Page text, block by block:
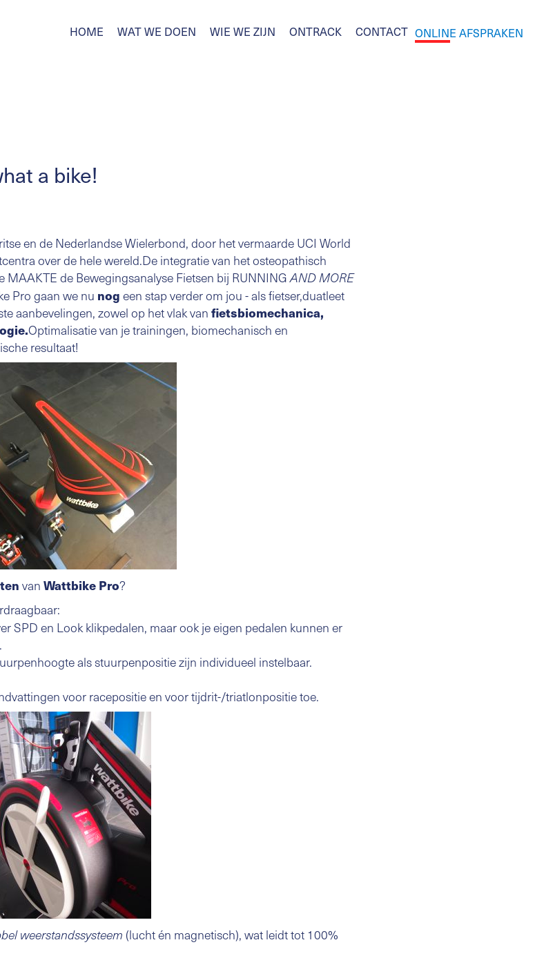
HOME WAT WE DOEN WIE WE ZIJN ONTRACK CONTACT ONLINE AFSPRAKEN
a bike!
en de Nederlandse Wielerbond, door het vermaarde UCI World
over de hele wereld.De integratie van het osteopathisch
MAAKTE de Bewegingsanalyse Fietsen bij RUNNINGAND MORE
Pro gaan we nu nogeen stap verder om jou - als fietser,duatleet
aanbevelingen, zowel op het vlak vanfietsbiomechanica,
Optimalisatie van je trainingen, biomechanisch en
resultaat!
vanWattbike Pro?
SPD en Look klikpedalen, maar ook je eigen pedalen kunnen er
als stuurpenpositie zijn individueel instelbaar.
voor racepositie en voor tijdrit-/triatlonpositie toe.
weerstandssysteem (lucht én magnetisch), wat leidt tot 100%